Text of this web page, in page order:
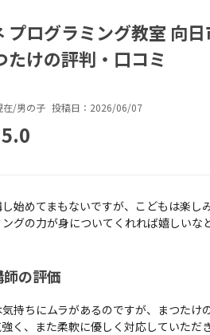
プログラミング教室 向
たけの評判・口コミ
在/男の子 投稿日：2026/06/07
5.0
し始めてまもないですが、こどもは楽し
グの力が身についてくれれば嬉しいな
師の評価
持ちにムラがあるのですが、まつたけ
く、また柔軟に優しく対応していただ